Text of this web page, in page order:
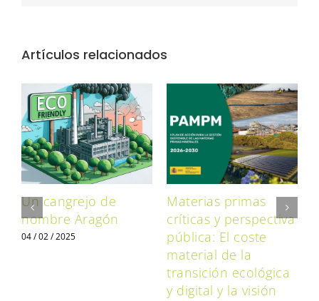
Artículos relacionados
Un cangrejo de
nombre Aragón
04 / 02 / 2025
Materias primas
críticas y perspectiva
pública: El coste
material de la
transición ecológica
y digital y la visión